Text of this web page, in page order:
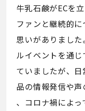
牛乳石鹸がECを
ファンと継続的
思いがありまし
ルイベントを通
ていましたが、
品の情報発信や
、コロナ禍によ